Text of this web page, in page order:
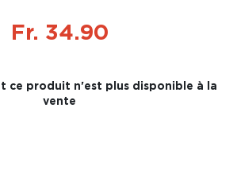
Fr. 34.90
ce produit n'est plus disponible à la
vente